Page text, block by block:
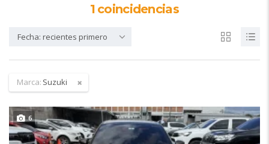
1coincidencias
Fecha: recientes primero
Marca: Suzuki
6